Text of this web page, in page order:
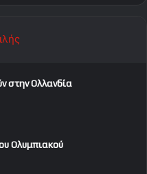
στην Ολλανδία
Ολυμπιακού